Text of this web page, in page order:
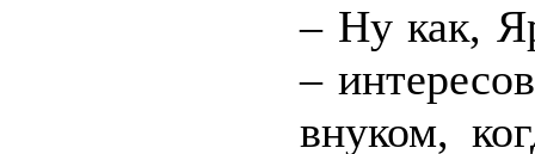
– Ну как,
–
внуком,